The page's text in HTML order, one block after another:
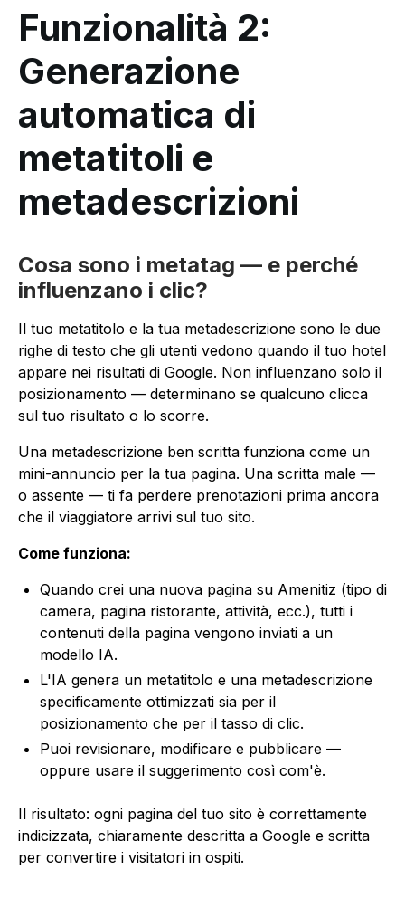
Funzionalità 2:
Generazione
automatica di
metatitoli e
metadescrizioni
Cosa sono i metatag — e perché
influenzano i clic?
Il tuo metatitolo e la tua metadescrizione sono le due
righe di testo che gli utenti vedono quando il tuo hotel
appare nei risultati di Google. Non influenzano solo il
posizionamento — determinano se qualcuno clicca
sul tuo risultato o lo scorre.
Una metadescrizione ben scritta funziona come un
mini-annuncio per la tua pagina. Una scritta male —
o assente — ti fa perdere prenotazioni prima ancora
che il viaggiatore arrivi sul tuo sito.
Come funziona:
Quando crei una nuova pagina su Amenitiz (tipo di
camera, pagina ristorante, attività, ecc.), tutti i
contenuti della pagina vengono inviati a un
modello IA.
L'IA genera un metatitolo e una metadescrizione
specificamente ottimizzati sia per il
posizionamento che per il tasso di clic.
Puoi revisionare, modificare e pubblicare —
oppure usare il suggerimento così com'è.
Il risultato: ogni pagina del tuo sito è correttamente
indicizzata, chiaramente descritta a Google e scritta
per convertire i visitatori in ospiti.